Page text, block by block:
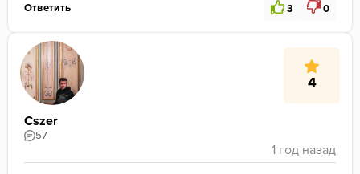
Ответить 3 0
4
Cszer
57